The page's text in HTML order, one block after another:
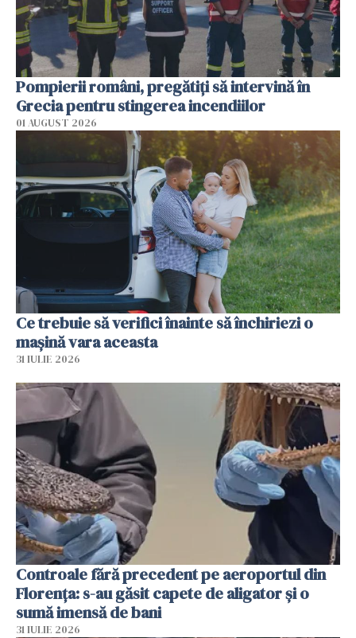
Pompierii români, pregătiţi să intervină în
Grecia pentru stingerea incendiilor
01 AUGUST 2026
Ce trebuie să verifici înainte să închiriezi o
mașină vara aceasta
31 IULIE 2026
Controale fără precedent pe aeroportul din
Florența: s-au găsit capete de aligator și o
sumă imensă de bani
31 IULIE 2026